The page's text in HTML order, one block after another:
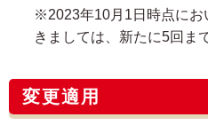
※2023年10月1日時点にお
きましては、新たに5回ま
変更適用